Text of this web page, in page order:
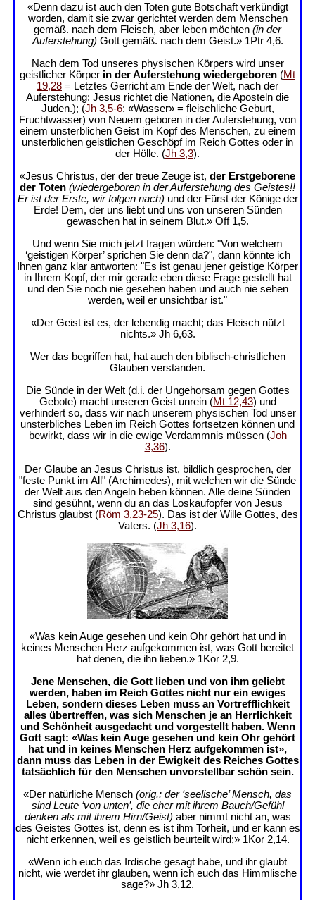
«Denn dazu ist auch den Toten gute Botschaft verkündigt
worden, damit sie zwar gerichtet werden dem Menschen
gemäß. nach dem Fleisch, aber leben möchten (in der
Auferstehung) Gott gemäß. nach dem Geist.» 1Ptr 4,6.
Nach dem Tod unseres physischen Körpers wird unser
geistlicher Körper in der Auferstehung wiedergeboren (Mt
19,28 = Letztes Gerricht am Ende der Welt, nach der
Auferstehung: Jesus richtet die Nationen, die Aposteln die
Juden.); (Jh 3,5-6: «Wasser» = fleischliche Geburt,
Fruchtwasser) von Neuem geboren in der Auferstehung, von
einem unsterblichen Geist im Kopf des Menschen, zu einem
unsterblichen geistlichen Geschöpf im Reich Gottes oder in
der Hölle. (Jh 3,3).
«Jesus Christus, der der treue Zeuge ist, der Erstgeborene
der Toten (wiedergeboren in der Auferstehung des Geistes!!
Er ist der Erste, wir folgen nach) und der Fürst der Könige der
Erde! Dem, der uns liebt und uns von unseren Sünden
gewaschen hat in seinem Blut.» Off 1,5.
Und wenn Sie mich jetzt fragen würden: "Von welchem
‘geistigen Körper’ sprichen Sie denn da?", dann könnte ich
Ihnen ganz klar antworten: "Es ist genau jener geistige Körper
in Ihrem Kopf, der mir gerade eben diese Frage gestellt hat
und den Sie noch nie gesehen haben und auch nie sehen
werden, weil er unsichtbar ist."
«Der Geist ist es, der lebendig macht; das Fleisch nützt
nichts.» Jh 6,63.
Wer das begriffen hat, hat auch den biblisch-christlichen
Glauben verstanden.
Die Sünde in der Welt (d.i. der Ungehorsam gegen Gottes
Gebote) macht unseren Geist unrein (Mt 12,43) und
verhindert so, dass wir nach unserem physischen Tod unser
unsterbliches Leben im Reich Gottes fortsetzen können und
bewirkt, dass wir in die ewige Verdammnis müssen (Joh
3,36).
Der Glaube an Jesus Christus ist, bildlich gesprochen, der
"feste Punkt im All" (Archimedes), mit welchen wir die Sünde
der Welt aus den Angeln heben können. Alle deine Sünden
sind gesühnt, wenn du an das Loskaufopfer von Jesus
Christus glaubst (Röm 3,23-25). Das ist der Wille Gottes, des
Vaters. (Jh 3,16).
«Was kein Auge gesehen und kein Ohr gehört hat und in
keines Menschen Herz aufgekommen ist, was Gott bereitet
hat denen, die ihn lieben.» 1Kor 2,9.
Jene Menschen, die Gott lieben und von ihm geliebt
werden, haben im Reich Gottes nicht nur ein ewiges
Leben, sondern dieses Leben muss an Vortrefflichkeit
alles übertreffen, was sich Menschen je an Herrlichkeit
und Schönheit ausgedacht und vorgestellt haben. Wenn
Gott sagt: «Was kein Auge gesehen und kein Ohr gehört
hat und in keines Menschen Herz aufgekommen ist»,
dann muss das Leben in der Ewigkeit des Reiches Gottes
tatsächlich für den Menschen unvorstellbar schön sein.
«Der natürliche Mensch (orig.: der ‘seelische’ Mensch, das
sind Leute ‘von unten’, die eher mit ihrem Bauch/Gefühl
denken als mit ihrem Hirn/Geist) aber nimmt nicht an, was
des Geistes Gottes ist, denn es ist ihm Torheit, und er kann es
nicht erkennen, weil es geistlich beurteilt wird;» 1Kor 2,14.
«Wenn ich euch das Irdische gesagt habe, und ihr glaubt
nicht, wie werdet ihr glauben, wenn ich euch das Himmlische
sage?» Jh 3,12.